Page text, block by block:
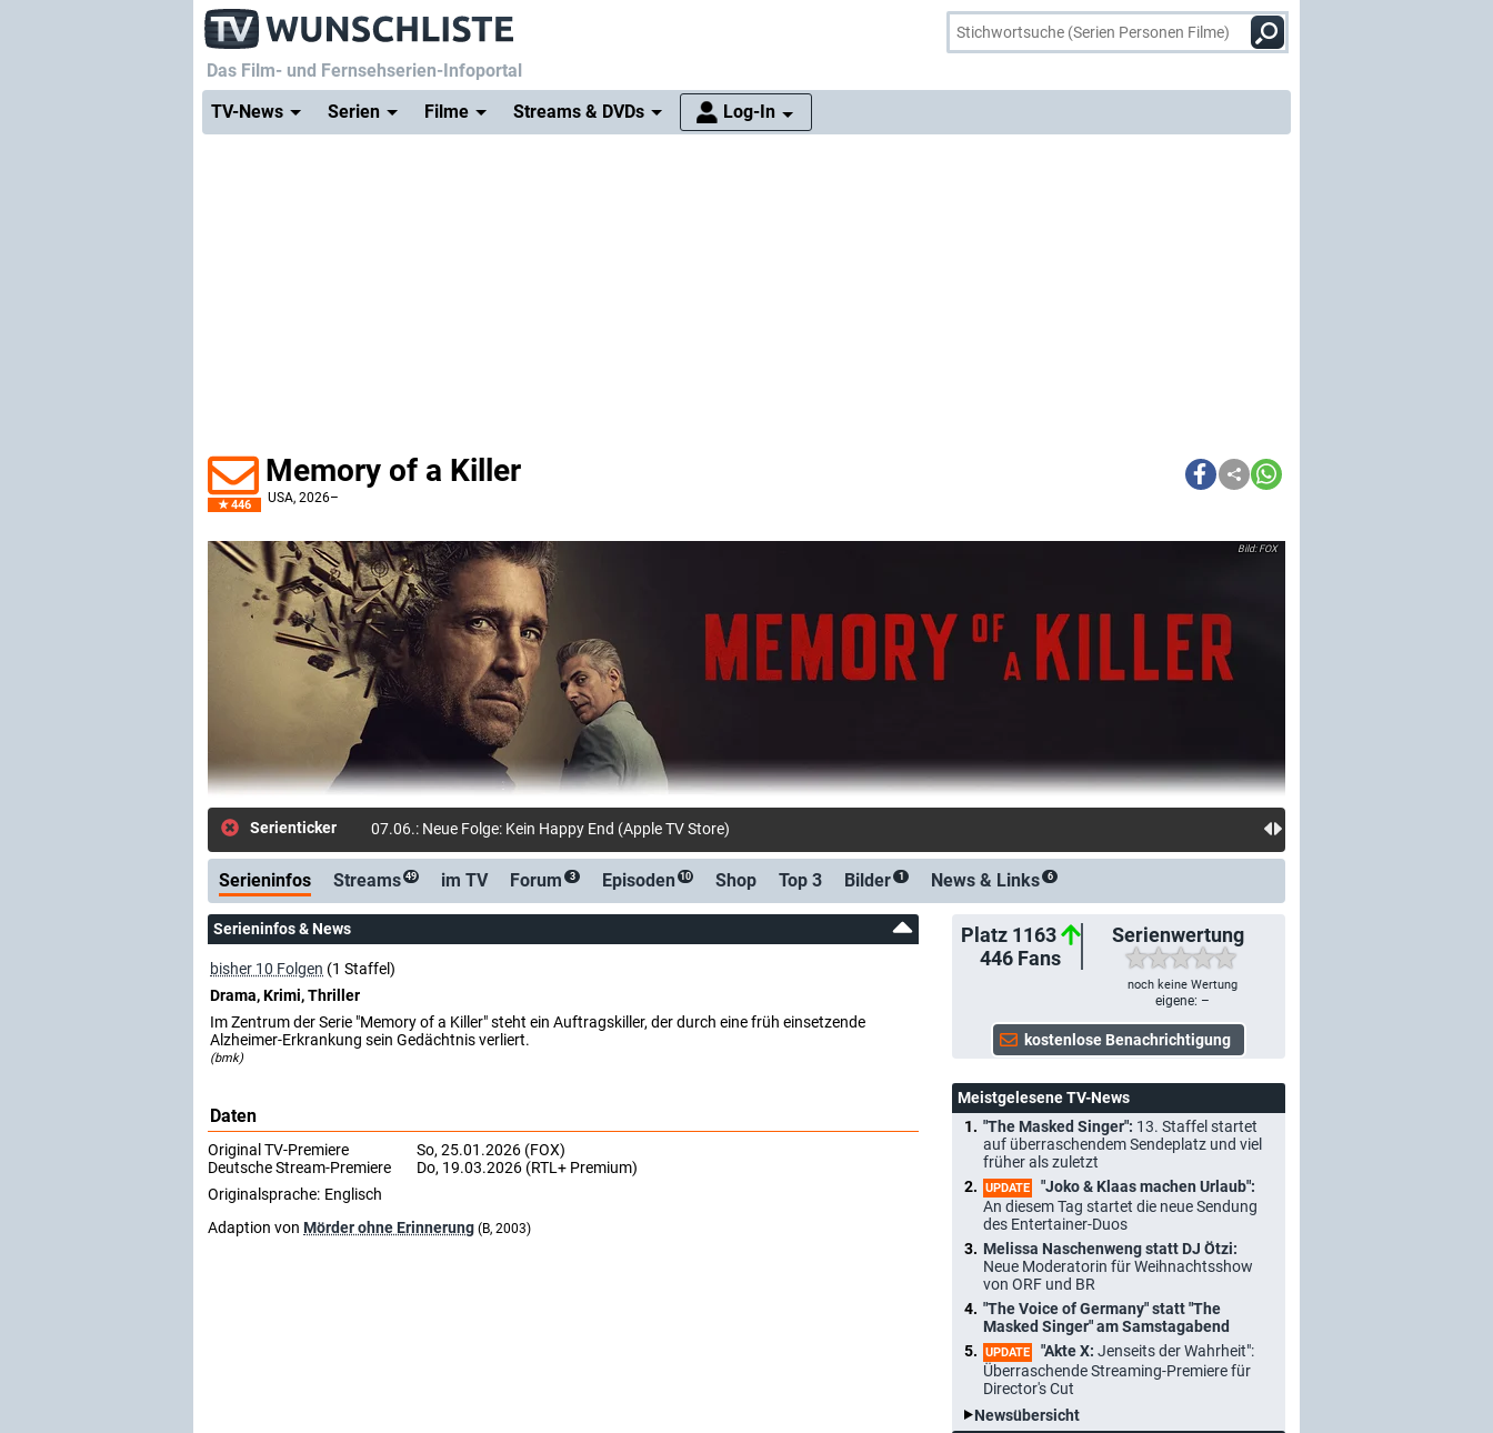
Das Film- und Fernsehserien-Infoportal
TV-News
Serien Filme Streams & DVDs Log-In
446
Memory of a Killer
USA, 2026–
FOX
Serienticker 07.06.: Neue Folge: Kein Happy End (Apple TV Store)
Serieninfos Streams 49 im TV Forum 3 Episoden 10 Shop Top 3 Bilder 1 News & Links 6
Platz 1163
446 Fans
Serienwertung
noch keine Wertung
eigene: –
Serieninfos & News
bisher 10 Folgen (1 Staffel)
Drama, Krimi, Thriller
Im Zentrum der Serie "Memory of a Killer" steht ein Auftragskiller, der durch eine früh einsetzende
Alzheimer-Erkrankung sein Gedächtnis verliert.
(bmk)
Daten
Original TV-Premiere
So, 25.01.2026 (FOX)
Deutsche Stream-Premiere
Do, 19.03.2026 (RTL+ Premium)
Originalsprache: Englisch
Adaption von Mörder ohne Erinnerung (B, 2003)
Meistgelesene TV-News
"The Masked Singer": 13. Staffel startet
auf überraschendem Sendeplatz und viel
früher als zuletzt
UPDATE
"Joko & Klaas machen Urlaub":
An diesem Tag startet die neue Sendung
des Entertainer-Duos
Melissa Naschenweng statt DJ Ötzi:
Neue Moderatorin für Weihnachtsshow
von ORF und BR
"The Voice of Germany" statt "The
Masked Singer" am Samstagabend
UPDATE "Akte X: Jenseits der Wahrheit":
Überraschende Streaming-Premiere für
Director's Cut
Newsübersicht